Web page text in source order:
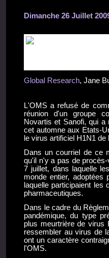
Dimanche 26 Juillet
Global Research, Jane
L'OMS a refusé de
réunion d'un groupe
Novartis et Sanofi, qui a
cet automne aux Etats-
le virus artificiel H1N1
Dans un courriel de ce
qu'il n'y a pas de
7 juillet, dans laquelle
monde entier,
laquelle participaient les
pharmaceutiques.
Dans le cadre du
pandémique, du type
plus meurtrière de virus
ressembler au virus de
ont un caractère
l'OMS.